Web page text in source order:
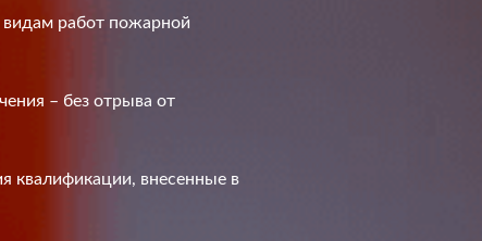
работ пожарной
– без отрыва от
квалификации, внесенные в